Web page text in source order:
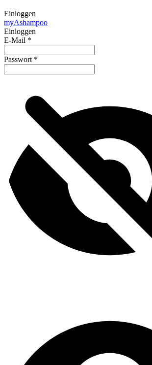
Einloggen
myAshampoo
Einloggen
E-Mail *
Passwort *